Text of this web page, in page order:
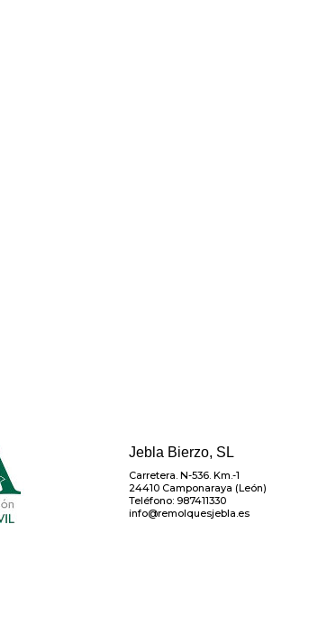
Jebla Bierzo, SL
Carretera. N-536. Km.-1
24410 Camponaraya (León)
Teléfono: 987411330
info@remolquesjebla.es